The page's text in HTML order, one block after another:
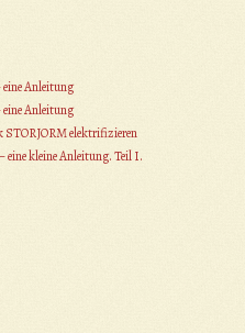
eine Anleitung
eine Anleitung
elektrifizieren
eine kleine Anleitung. Teil I.